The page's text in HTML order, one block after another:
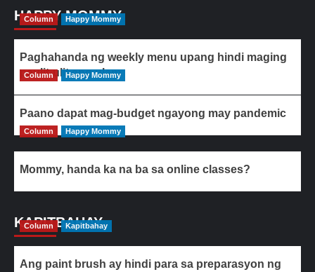
HAPPY MOMMY
Column Happy Mommy
Paghahanda ng weekly menu upang hindi maging
paulit-ulit ang ulam
Column Happy Mommy
Paano dapat mag-budget ngayong may pandemic
Column Happy Mommy
Mommy, handa ka na ba sa online classes?
KAPITBAHAY
Column Kapitbahay
Ang paint brush ay hindi para sa preparasyon ng